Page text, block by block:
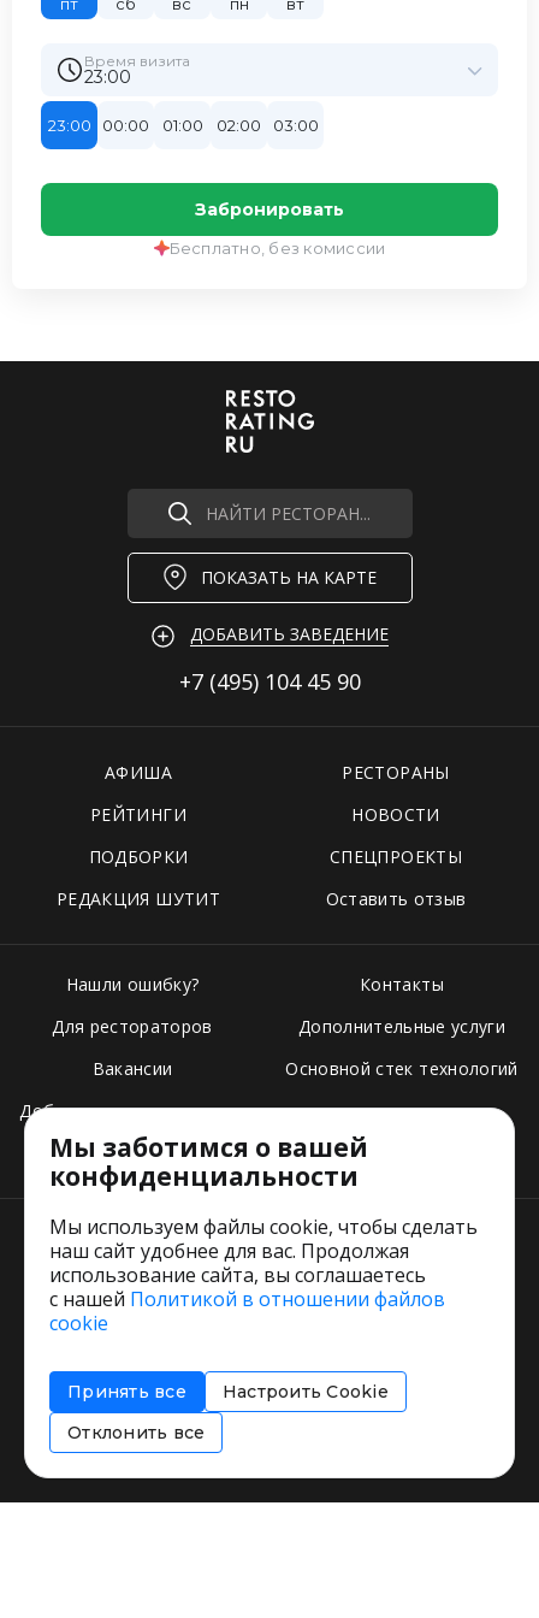
Время визита
23:00
23:00 00:00 01:00 02:00 03:00
Забронировать
Бесплатно, без комиссии
НАЙТИ РЕСТОРАН...
ПОКАЗАТЬ НА КАРТЕ
ДОБАВИТЬ ЗАВЕДЕНИЕ
+7 (495) 104 45 90
АФИША
РЕСТОРАНЫ
РЕЙТИНГИ
НОВОСТИ
ПОДБОРКИ
СПЕЦПРОЕКТЫ
РЕДАКЦИЯ ШУТИТ
Оставить отзыв
Нашли ошибку?
Для рестораторов
Вакансии
Добавить свое заведение
Тарифы
Контакты
Дополнительные услуги
Основной стек технологий
Пользовательское соглашение
Соглашение об информировании
Политика использования cookies
Мы заботимся о вашей
конфиденциальности
Мы используем файлы cookie, чтобы сделать
наш сайт удобнее для вас. Продолжая
использование сайта, вы соглашаетесь
с нашей Политикой в отношении файлов
cookie
Принять все
Настроить Cookie
Отклонить все